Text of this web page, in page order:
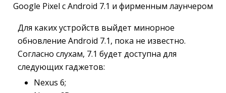
Google Pixel с Android 7.1 и фирменным лаунчером
Для каких устройств выйдет минорное
обновление Android 7.1, пока не известно.
Согласно слухам, 7.1 будет доступна для
следующих гаджетов:
Nexus 6;